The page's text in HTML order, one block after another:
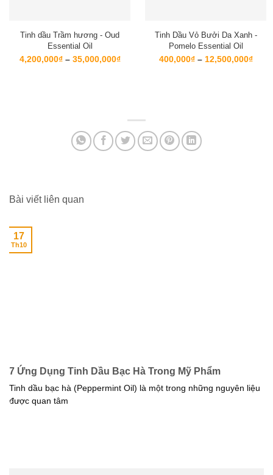
Tinh dầu Trầm hương - Oud
Essential Oil
4,200,000₫ – 35,000,000₫Khoảng
Tinh Dầu Vỏ Bưởi Da Xanh -
Pomelo Essential Oil
400,000₫ – 12,500,000₫
Bài viết liên quan
7 Ứng Dụng Tinh Dầu Bạc Hà Trong Mỹ Phẩm
Tinh dầu bạc hà (Peppermint Oil) là một trong những nguyên liệu
được quan tâm
17
Th10